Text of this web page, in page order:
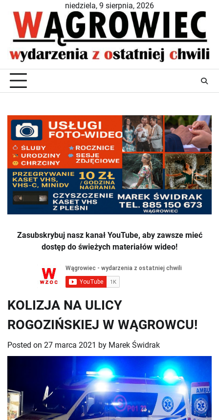
content
niedziela, 9 sierpnia, 2026
Zasubskrybuj nasz kanał YouTube, aby zawsze mieć
dostęp do świeżych materiałów wideo!
KOLIZJA NA ULICY
ROGOZIŃSKIEJ W WĄGROWCU!
Posted on 27 marca 2021 by Marek Świdrak